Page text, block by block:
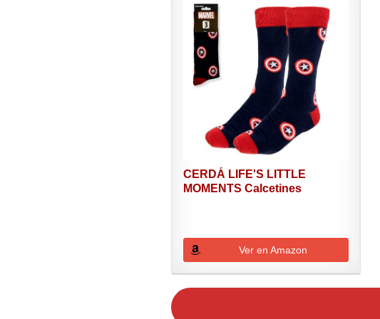
CERDÁ LIFE'S LITTLE
MOMENTS Calcetines
Ver en Amazon